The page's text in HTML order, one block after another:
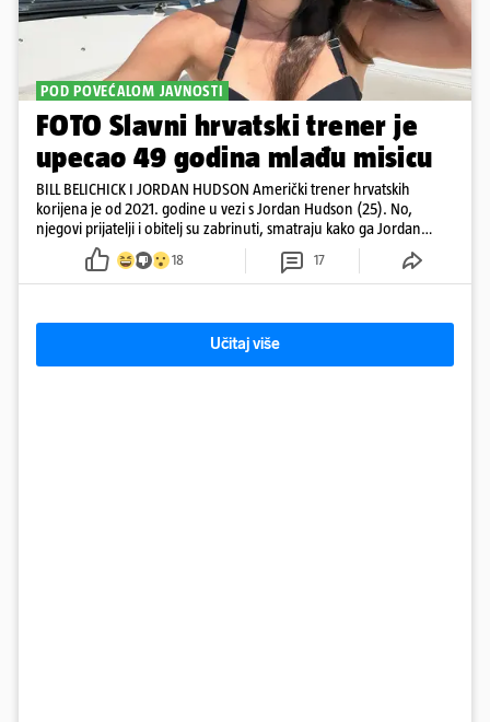
POD POVEĆALOM JAVNOSTI
FOTO Slavni hrvatski trener je
upecao 49 godina mlađu misicu
BILL BELICHICK I JORDAN HUDSON Američki trener hrvatskih
korijena je od 2021. godine u vezi s Jordan Hudson (25). No,
njegovi prijatelji i obitelj su zabrinuti, smatraju kako ga Jordan
kontrolira
18 17
Učitaj više